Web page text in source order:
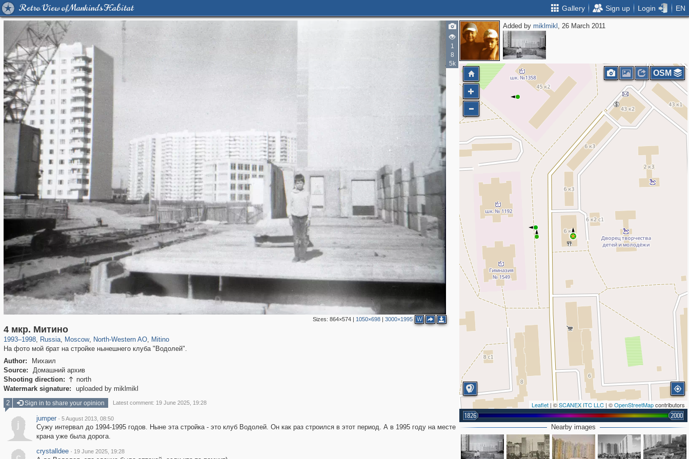
Retro View of Mankind's Habitat Gallery Sign up Login EN
1
8
5k
Sizes: 864×574| 1050×698| 3000×1995 W
4 мкр. Митино
1993–1998, Russia
1,405,781
, Moscow
319,716 8,286
, North-Western AO, Mitino
На фото мой брат на стройке нынешнего клуба "Водолей".
Author:
Михаил
Source:
Домашний архив
Shooting direction:  north
Watermark signature:
uploaded by miklmikl
Added bymiklmikl , 26 March 2011
Leaflet | ©SCANEX ITC LLC | ©OpenStreetMapcontributors
1826 2000
OSM
Nearby images
2 Sign in to share your opinion Latest comment: 19 June 2025, 19:28
j
jumper · 5 August 2013, 08:50
Сужу интервал до 1994-1995 годов. Ныне эта стройка - это клуб Водолей. Он как раз строился в этот период. А в 1995 году на месте
крана уже была дорога.
crystalldee · 19 June 2025, 19:28